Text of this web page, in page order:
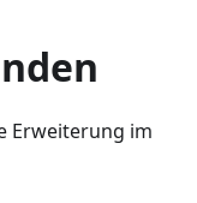
Erweiterung im